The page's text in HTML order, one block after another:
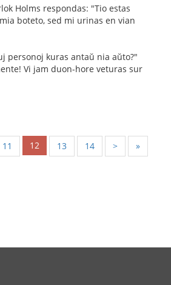
Holms respondas: "Tio estas
boteto, sed mi urinas en vian
personoj kuras antaŭ nia aŭto?"
Vi jam duon-hore veturas sur
11 12 13 14 > »